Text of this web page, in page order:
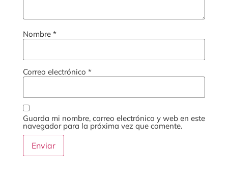
Nombre *
Correo electrónico *
Guarda mi nombre, correo electrónico y web en este
navegador para la próxima vez que comente.